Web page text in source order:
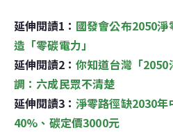
延伸閱讀1： 國發會公布2050
造「零碳電力」
延伸閱讀2： 你知道台灣「2050
調：六成民眾不清楚
延伸閱讀3： 淨零路徑缺2030
40%、碳定價3000元